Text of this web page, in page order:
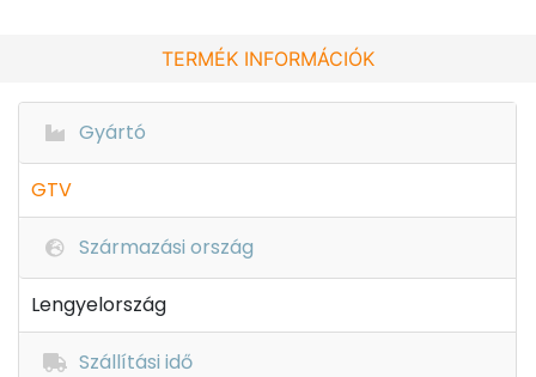
TERMÉK INFORMÁCIÓK
Gyártó
GTV
Származási ország
Lengyelország
Szállítási idő